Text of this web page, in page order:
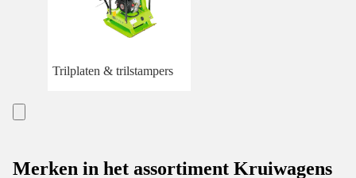
Trilplaten & trilstampers
Merken in het assortiment Kruiwagens